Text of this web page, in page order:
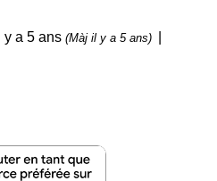
Il y a 5 ans(Màj il y a 5 ans)